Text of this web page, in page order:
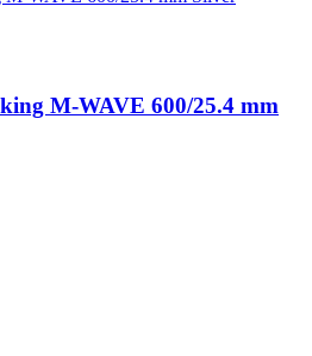
M-WAVE 600/25.4 mm